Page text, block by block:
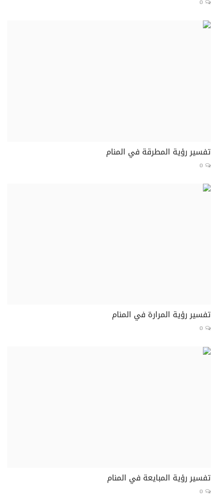
0
تفسير رؤية المطرقة في المنام
0
تفسير رؤية المرارة في المنام
0
تفسير رؤية المبايعة في المنام
0